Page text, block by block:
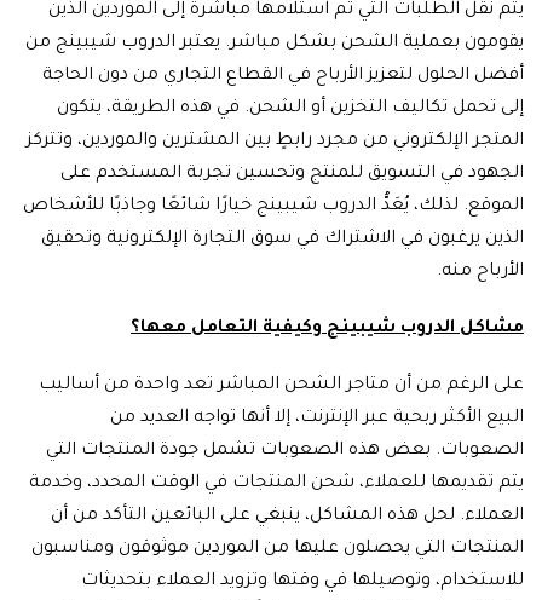
يتم نقل الطلبات التي تم استلامها مباشرةً إلى الموردين الذين
يقومون بعملية الشحن بشكل مباشر. يعتبر الدروب شيبينج من
أفضل الحلول لتعزيز الأرباح في القطاع التجاري من دون الحاجة
إلى تحمل تكاليف التخزين أو الشحن. في هذه الطريقة، يتكون
المتجر الإلكتروني من مجرد رابطٍ بين المشترين والموردين، وتتركز
الجهود في التسويق للمنتج وتحسين تجربة المستخدم على
الموقع. لذلك، يُعَدُّ الدروب شيبينج خيارًا شائعًا وجاذبًا للأشخاص
الذين يرغبون في الاشتراك في سوق التجارة الإلكترونية وتحقيق
الأرباح منه.
مشاكل الدروب شيبينج وكيفية التعامل معها؟
على الرغم من أن متاجر الشحن المباشر تعد واحدة من أساليب
البيع الأكثر ربحية عبر الإنترنت، إلا أنها تواجه العديد من
الصعوبات. بعض هذه الصعوبات تشمل جودة المنتجات التي
يتم تقديمها للعملاء، شحن المنتجات في الوقت المحدد، وخدمة
العملاء. لحل هذه المشاكل، ينبغي على البائعين التأكد من أن
المنتجات التي يحصلون عليها من الموردين موثوقون ومناسبون
للاستخدام، وتوصيلها في وقتها وتزويد العملاء بتحديثات